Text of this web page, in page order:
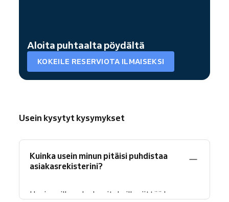
Aloita puhtaalta pöydältä
KOKEILE RESERVIOTA ILMAISEKSI
Usein kysytyt kysymykset
Kuinka usein minun pitäisi puhdistaa
asiakasrekisterini?
Useimmille palveluyrityksille riittää kerran